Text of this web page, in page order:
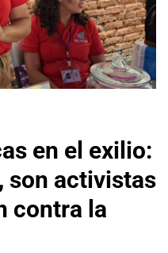
en el exilio:
son activistas
contra la